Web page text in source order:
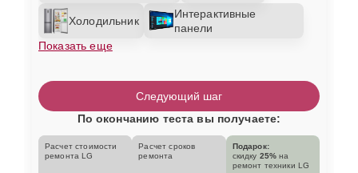
Холодильник
Интерактивные
панели
Показать еще
Следующий шаг
По окончанию теста вы получаете:
Расчет стоимости
ремонта LG
Расчет сроков
ремонта
Подарок:
скидку 25% на
ремонт техники LG